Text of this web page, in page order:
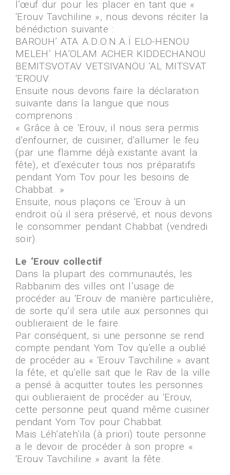
l’œuf dur pour les placer en tant que «
‘Erouv Tavchiline », nous devons réciter la
bénédiction suivante :
BAROUH’ ATA A.D.O.N.A.Ï ELO-HENOU
MELEH’ HA’OLAM ACHER KIDDECHANOU
BEMITSVOTAV VETSIVANOU ‘AL MITSVAT
‘EROUV.
Ensuite nous devons faire la déclaration
suivante dans la langue que nous
comprenons :
« Grâce à ce ‘Erouv, il nous sera permis
d’enfourner, de cuisiner, d’allumer le feu
(par une flamme déjà existante avant la
fête), et d’exécuter tous nos préparatifs
pendant Yom Tov pour les besoins de
Chabbat. »
Ensuite, nous plaçons ce ‘Erouv à un
endroit où il sera préservé, et nous devons
le consommer pendant Chabbat (vendredi
soir).
Le ‘Erouv collectif
Dans la plupart des communautés, les
Rabbanim des villes ont l’usage de
procéder au ‘Erouv de manière particulière,
de sorte qu’il sera utile aux personnes qui
oublieraient de le faire.
Par conséquent, si une personne se rend
compte pendant Yom Tov qu’elle a oublié
de procéder au « ‘Erouv Tavchiline » avant
la fête, et qu’elle sait que le Rav de la ville
a pensé à acquitter toutes les personnes
qui oublieraient de procéder au ‘Erouv,
cette personne peut quand même cuisiner
pendant Yom Tov pour Chabbat.
Mais Léh’ateh’ila (à priori) toute personne
a le devoir de procéder à son propre «
‘Erouv Tavchiline » avant la fête.